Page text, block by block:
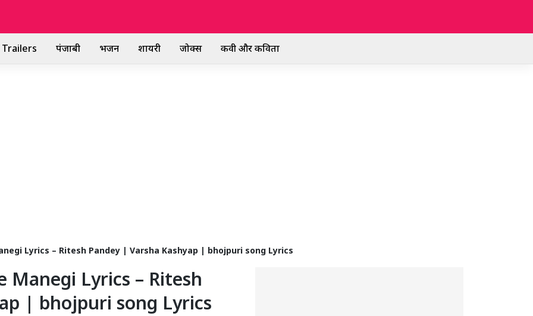
पंजाबी भजन शायरी जोक्स कवी और कविता
Lyrics – Ritesh Pandey | Varsha Kashyap | bhojpuri song Lyrics
Manegi Lyrics – Ritesh
| bhojpuri song Lyrics